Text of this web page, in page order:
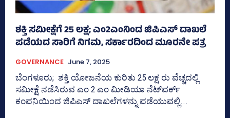
ಶಕ್ತಿ ಸಮೀಕ್ಷೆಗೆ 25 ಲಕ್ಷ; ಎಂ2ಎಂನಿಂದ ಜಿಪಿಎಸ್‌ ದಾಖಲೆ
ಪಡೆಯದ ಸಾರಿಗೆ ನಿಗಮ, ಸರ್ಕಾರದಿಂದ ಮೂರನೇ ಪತ್ರ
GOVERNANCE June 7, 2025
ಬೆಂಗಳೂರು; ಶಕ್ತಿ ಯೋಜನೆಯ ಕುರಿತು 25 ಲಕ್ಷ ರು ವೆಚ್ಚದಲ್ಲಿ
ಸಮೀಕ್ಷೆ ನಡೆಸಿರುವ ಎಂ 2 ಎಂ ಮೀಡಿಯಾ ನೆಟ್‌ವರ್ಕ್‌
ಕಂಪನಿಯಿಂದ ಜಿಪಿಎಸ್‌ ದಾಖಲೆಗಳನ್ನು ಪಡೆಯುವಲ್ಲಿ...